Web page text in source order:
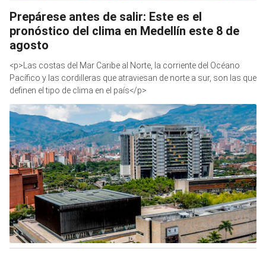
Prepárese antes de salir: Este es el
pronóstico del clima en Medellín este 8 de
agosto
<p>Las costas del Mar Caribe al Norte, la corriente del Océano
Pacífico y las cordilleras que atraviesan de norte a sur, son las que
definen el tipo de clima en el país</p>